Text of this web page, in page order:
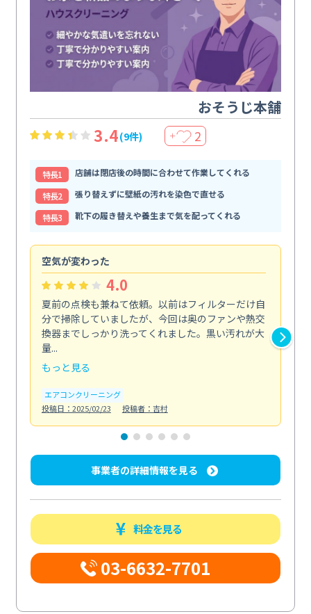
おそうじ本舗
3.4(9件) ＋ 2
特⻑1
店舗は閉店後の時間に合わせて作業してくれる
特⻑2
張り替えずに壁紙の汚れを染色で直せる
特⻑3
靴下の履き替えや養生まで気を配ってくれる
空気が変わった
4.0
夏前の点検も兼ねて依頼。以前はフィルターだけ自
分で掃除していましたが、今回は奥のファンや熱交
換器までしっかり洗ってくれました。黒い汚れが大
量...
もっと見る
エアコンクリーニング
投稿日：2025/02/23
投稿者：吉村
事業者の詳細情報を見る
料金を見る
03-6632-7701